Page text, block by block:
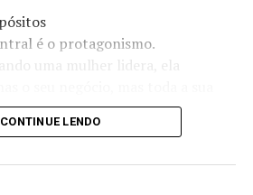
é o protagonismo.
uma mulher lidera, ela
valores são pautados na
e no crescimento conjunto. Não
CONTINUE LENDO